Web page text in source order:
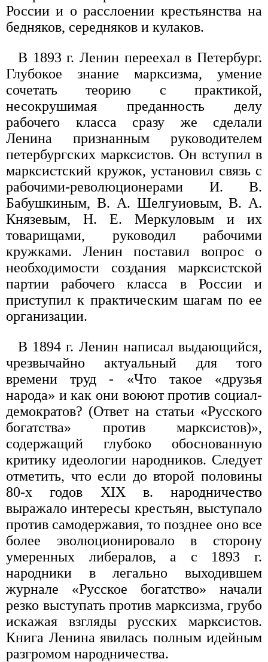
России и о расслоении крестьянства на
бедняков, середняков и кулаков.
В 1893 г. Ленин переехал в Петербург.
Глубокое знание марксизма, умение
сочетать теорию с практикой,
несокрушимая преданность делу
рабочего класса сразу же сделали
Ленина признанным руководителем
петербургских марксистов. Он вступил в
марксистский кружок, установил связь с
рабочими-революционерами И. В.
Бабушкиным, В. А. Шелгуиовым, В. А.
Князевым, Н. Е. Меркуловым и их
товарищами, руководил рабочими
кружками. Ленин поставил вопрос о
необходимости создания марксистской
партии рабочего класса в России и
приступил к практическим шагам по ее
организации.
В 1894 г. Ленин написал выдающийся,
чрезвычайно актуальный для того
времени труд - «Что такое «друзья
народа» и как они воюют против социал-
демократов? (Ответ на статьи «Русского
богатства» против марксистов)»,
содержащий глубоко обоснованную
критику идеологии народников. Следует
отметить, что если до второй половины
80-х годов XIX в. народничество
выражало интересы крестьян, выступало
против самодержавия, то позднее оно все
более эволюционировало в сторону
умеренных либералов, а с 1893 г.
народники в легально выходившем
журнале «Русское богатство» начали
резко выступать против марксизма, грубо
искажая взгляды русских марксистов.
Книга Ленина явилась полным идейным
разгромом народничества.